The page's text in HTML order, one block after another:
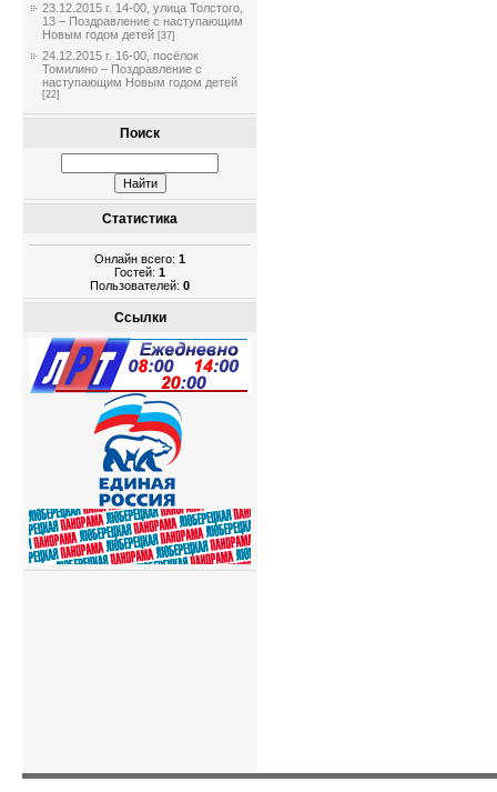
23.12.2015 г. 14-00, улица Толстого,
13 – Поздравление с наступающим
Новым годом детей [37]
24.12.2015 г. 16-00, посёлок
Томилино – Поздравление с
наступающим Новым годом детей
[22]
Поиск
Статистика
Онлайн всего: 1
Гостей: 1
Пользователей: 0
Ссылки